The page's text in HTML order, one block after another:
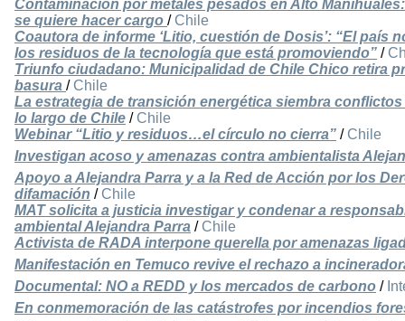
Contaminación por metales pesados en Alto
se quiere hacer cargo / Chile
Coautora de informe ‘Litio, cuestión de Dosis’: “El país
los residuos de la tecnología que está promoviendo” /
Triunfo ciudadano: Municipalidad de Chile Chico retira
basura / Chile
La estrategia de transición energética siembra
lo largo de Chile / Chile
Webinar “Litio y residuos…el círculo no cierra” / Chile
Investigan acoso y amenazas contra ambientalista
Apoyo a Alejandra Parra y a la Red de Acción por los
difamación / Chile
MAT solicita a justicia investigar y condenar a
ambiental Alejandra Parra / Chile
Activista de RADA interpone querella por amenazas
Manifestación en Temuco revive el rechazo a
Documental: NO a REDD y los mercados de carbono /
En conmemoración de las catástrofes por incendios